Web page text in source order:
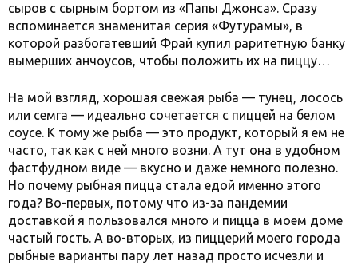
сыров с сырным бортом из «Папы Джонса». Сразу
вспоминается знаменитая серия «Футурамы», в
которой разбогатевший Фрай купил раритетную банку
вымерших анчоусов, чтобы положить их на пиццу…
На мой взгляд, хорошая свежая рыба — тунец, лосось
или семга — идеально сочетается с пиццей на белом
соусе. К тому же рыба — это продукт, который я ем не
часто, так как с ней много возни. А тут она в удобном
фастфудном виде — вкусно и даже немного полезно.
Но почему рыбная пицца стала едой именно этого
года? Во-первых, потому что из-за пандемии
доставкой я пользовался много и пицца в моем доме
частый гость. А во-вторых, из пиццерий моего города
рыбные варианты пару лет назад просто исчезли и